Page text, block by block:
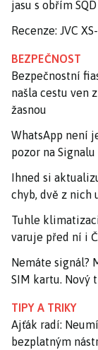
jasu s obřím
Recenze: JVC
BEZPEČNOST
Bezpečnostní
našla cestu ven
žasnou
WhatsApp není
pozor na Signalu
Ihned si
chyb, dvě z nich
Tuhle
varuje před ní i
Nemáte signál?
SIM kartu. Nový
TIPY A TRIKY
Ajťák radí:
bezplatným